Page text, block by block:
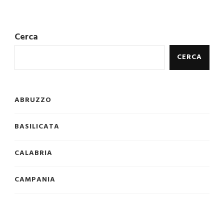
Cerca
CERCA
ABRUZZO
BASILICATA
CALABRIA
CAMPANIA